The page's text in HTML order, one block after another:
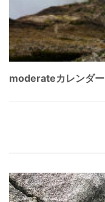
moderateカレンダー